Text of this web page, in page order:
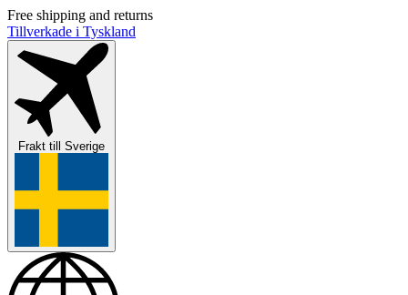
Free shipping and returns
Tillverkade i Tyskland
Frakt till Sverige